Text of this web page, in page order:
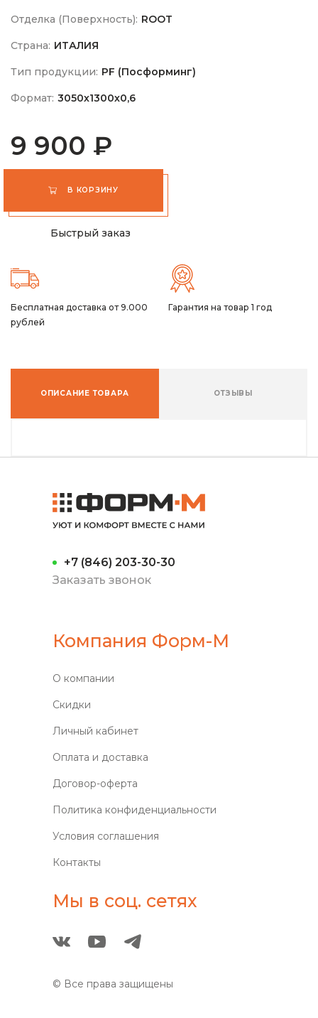
Отделка (Поверхность): ROOT
Страна: ИТАЛИЯ
Тип продукции: PF (Посформинг)
Формат: 3050х1300х0,6
9 900 ₽
В КОРЗИНУ
Быстрый заказ
Бесплатная доставка от 9.000
рублей
Гарантия на товар 1 год
ОПИСАНИЕ ТОВАРА ОТЗЫВЫ
+7 (846) 203-30-30
Заказать звонок
Компания Форм-М
О компании
Скидки
Личный кабинет
Оплата и доставка
Договор-оферта
Политика конфиденциальности
Условия соглашения
Контакты
Мы в соц. сетях
© Все права защищены